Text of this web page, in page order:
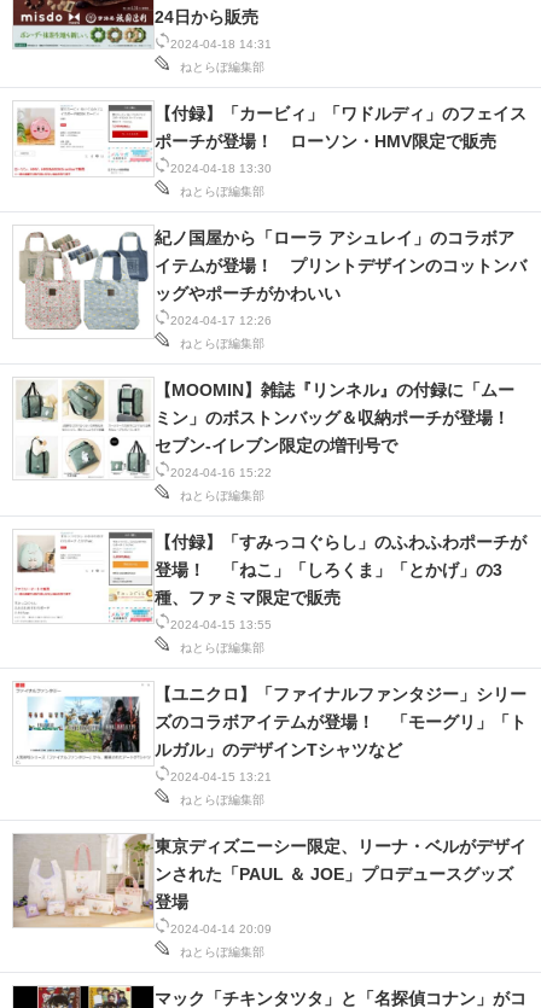
2024-04-18 14:31
ねとらぼ編集部
24日から販売
2024-04-18 13:30
ねとらぼ編集部
【付録】「カービィ」「ワドルディ」のフェイス
ポーチが登場！ ローソン・HMV限定で販売
2024-04-17 12:26
ねとらぼ編集部
紀ノ国屋から「ローラ アシュレイ」のコラボア
イテムが登場！ プリントデザインのコットンバ
ッグやポーチがかわいい
2024-04-16 15:22
ねとらぼ編集部
【MOOMIN】雑誌『リンネル』の付録に「ムー
ミン」のボストンバッグ＆収納ポーチが登場！
セブン-イレブン限定の増刊号で
2024-04-15 13:55
ねとらぼ編集部
【付録】「すみっコぐらし」のふわふわポーチが
登場！ 「ねこ」「しろくま」「とかげ」の3
種、ファミマ限定で販売
2024-04-15 13:21
ねとらぼ編集部
【ユニクロ】「ファイナルファンタジー」シリー
ズのコラボアイテムが登場！ 「モーグリ」「ト
ルガル」のデザインTシャツなど
2024-04-14 20:09
ねとらぼ編集部
東京ディズニーシー限定、リーナ・ベルがデザイ
ンされた「PAUL ＆ JOE」プロデュースグッズ
登場
マック「チキンタツタ」と「名探偵コナン」がコ